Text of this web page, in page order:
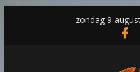
zondag 9